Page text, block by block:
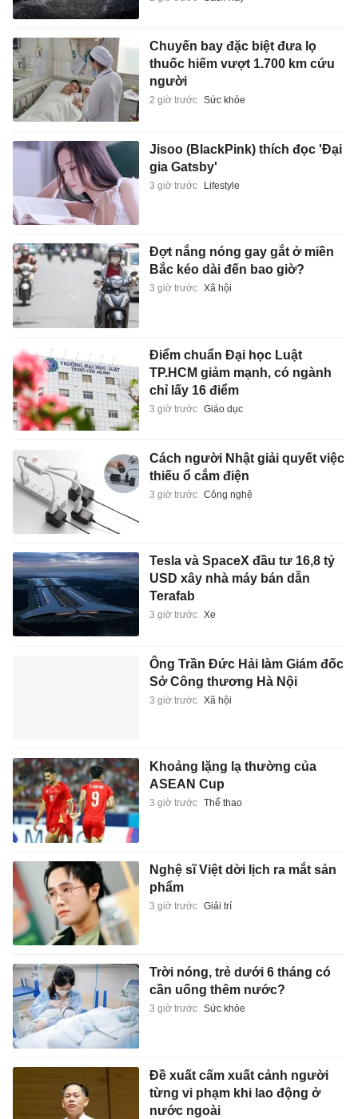
Chuyến bay đặc biệt đưa lọ
thuốc hiếm vượt 1.700 km cứu
người
2 giờ trước Sức khỏe
Jisoo (BlackPink) thích đọc 'Đại
gia Gatsby'
3 giờ trước Lifestyle
Đợt nắng nóng gay gắt ở miền
Bắc kéo dài đến bao giờ?
3 giờ trước Xã hội
Điểm chuẩn Đại học Luật
TP.HCM giảm mạnh, có ngành
chỉ lấy 16 điểm
3 giờ trước Giáo dục
Cách người Nhật giải quyết việc
thiếu ổ cắm điện
3 giờ trước Công nghệ
Tesla và SpaceX đầu tư 16,8 tỷ
USD xây nhà máy bán dẫn
Terafab
3 giờ trước Xe
Ông Trần Đức Hải làm Giám đốc
Sở Công thương Hà Nội
3 giờ trước Xã hội
Khoảng lặng lạ thường của
ASEAN Cup
3 giờ trước Thể thao
Nghệ sĩ Việt dời lịch ra mắt sản
phẩm
3 giờ trước Giải trí
Trời nóng, trẻ dưới 6 tháng có
cần uống thêm nước?
3 giờ trước Sức khỏe
Đề xuất cấm xuất cảnh người
từng vi phạm khi lao động ở
nước ngoài